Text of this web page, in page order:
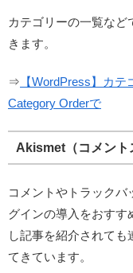
カテゴリーの一覧な
きます。
⇒ 【WordPress】カ
Category Orderで
Akismet（コメント
コメントやトラックバ
グインの導入をおすす
し記事を紹介されて
てきています。